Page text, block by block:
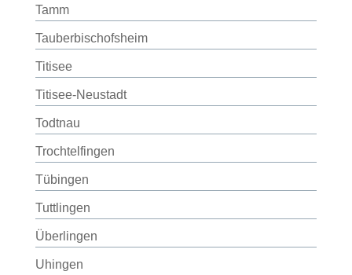
Tamm
Tauberbischofsheim
Titisee
Titisee-Neustadt
Todtnau
Trochtelfingen
Tübingen
Tuttlingen
Überlingen
Uhingen